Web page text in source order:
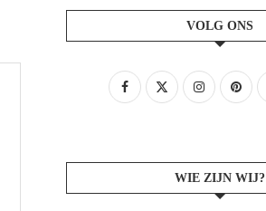
VOLG ONS
WIE ZIJN WIJ?